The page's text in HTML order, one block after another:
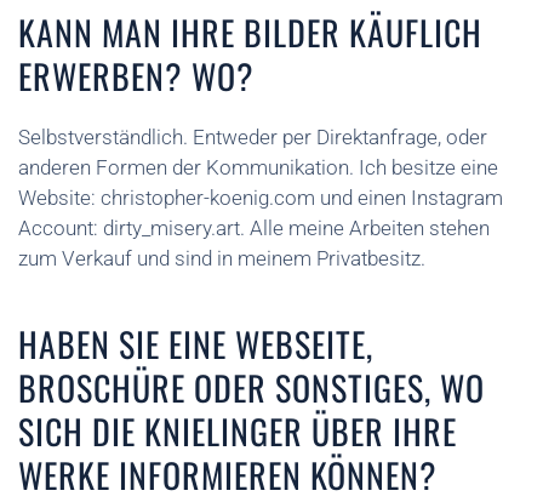
KANN MAN IHRE BILDER KÄUFLICH
ERWERBEN? WO?
Selbstverständlich. Entweder per Direktanfrage, oder
anderen Formen der Kommunikation. Ich besitze eine
Website: christopher-koenig.com und einen Instagram
Account: dirty_misery.art. Alle meine Arbeiten stehen
zum Verkauf und sind in meinem Privatbesitz.
HABEN SIE EINE WEBSEITE,
BROSCHÜRE ODER SONSTIGES, WO
SICH DIE KNIELINGER ÜBER IHRE
WERKE INFORMIEREN KÖNNEN?